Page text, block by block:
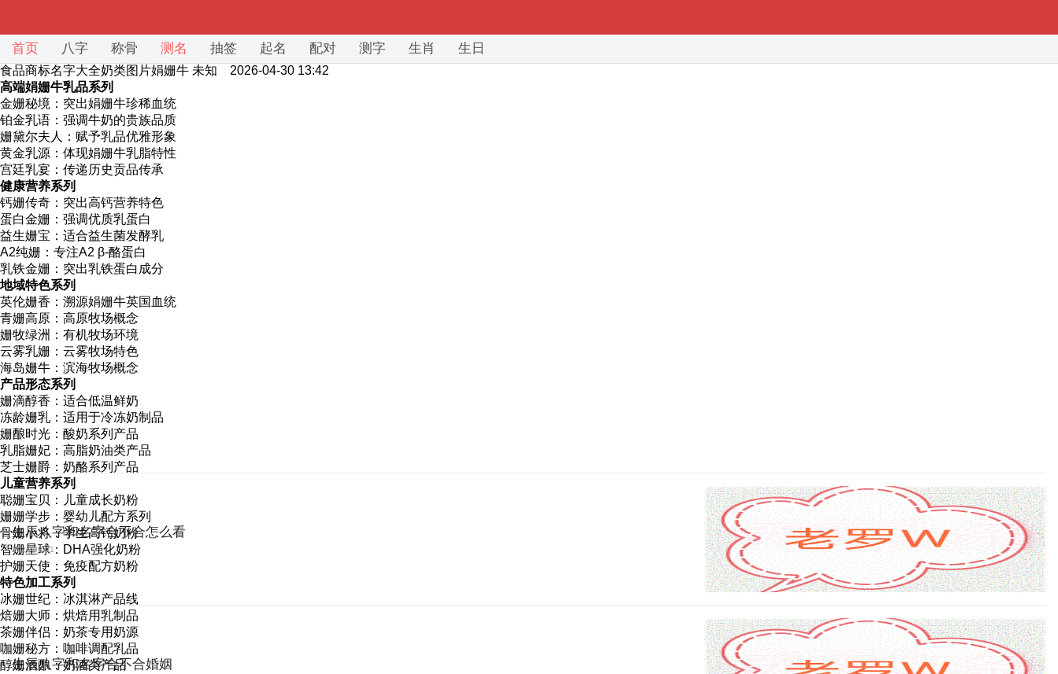
首页 八字 称骨 测名 抽签 起名 配对 测字 生肖 生日
食品商标名字大全奶类图片娟姗牛 未知 2026-04-30 13:42
高端娟姗牛乳品系列
金姗秘境：突出娟姗牛珍稀血统
铂金乳语：强调牛奶的贵族品质
姗黛尔夫人：赋予乳品优雅形象
黄金乳源：体现娟姗牛乳脂特性
宫廷乳宴：传递历史贡品传承
健康营养系列
钙姗传奇：突出高钙营养特色
蛋白金姗：强调优质乳蛋白
益生姗宝：适合益生菌发酵乳
A2纯姗：专注A2 β-酪蛋白
乳铁金姗：突出乳铁蛋白成分
地域特色系列
英伦姗香：溯源娟姗牛英国血统
青姗高原：高原牧场概念
姗牧绿洲：有机牧场环境
云雾乳姗：云雾牧场特色
海岛姗牛：滨海牧场概念
产品形态系列
姗滴醇香：适合低温鲜奶
冻龄姗乳：适用于冷冻奶制品
姗酿时光：酸奶系列产品
乳脂姗妃：高脂奶油类产品
芝士姗爵：奶酪系列产品
儿童营养系列
聪姗宝贝：儿童成长奶粉
姗姗学步：婴幼儿配方系列
骨姗小将：学生高钙奶粉
智姗星球：DHA强化奶粉
护姗天使：免疫配方奶粉
特色加工系列
冰姗世纪：冰淇淋产品线
焙姗大师：烘焙用乳制品
茶姗伴侣：奶茶专用奶源
咖姗秘方：咖啡调配乳品
醇姗酒酿：奶酒类产品
生辰八字和名字合不合怎么看
2026-08-01
生辰八字和名字合不合婚姻